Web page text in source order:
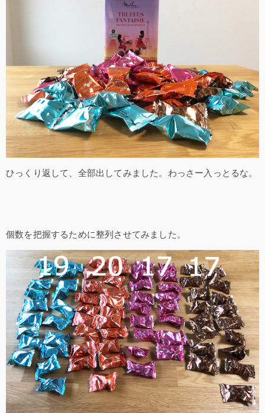
ひっくり返して、全部出してみました。わっさー入っとるな。
個数を把握するために整列させてみました。